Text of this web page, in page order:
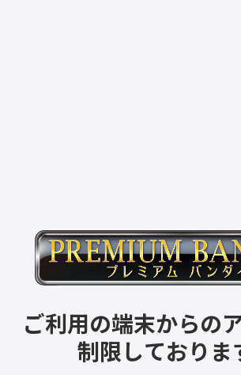
ご利用の端末からの
制限しておりま